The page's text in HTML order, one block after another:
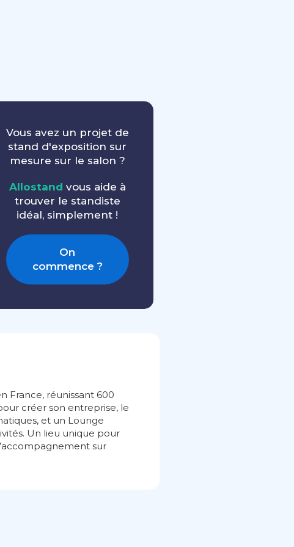
Vous avez un projet de
stand d'exposition sur
mesure sur le salon ?
Allostand vous aide à
trouver le standiste
idéal, simplement !
On
commence ?
France, réunissant 600
créer son entreprise, le
et un Lounge
Un lieu unique pour
sur